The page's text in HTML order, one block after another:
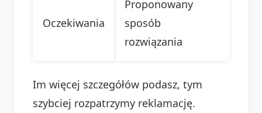
Oczekiwania
Proponowany
sposób
rozwiązania
Im więcej szczegółów podasz, tym
szybciej rozpatrzymy reklamację.